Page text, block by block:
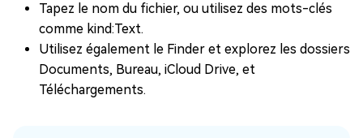
Tapez le nom du fichier, ou utilisez des mots-clés
comme kind:Text.
Utilisez également le Finder et explorez les dossiers
Documents, Bureau, iCloud Drive, et
Téléchargements.